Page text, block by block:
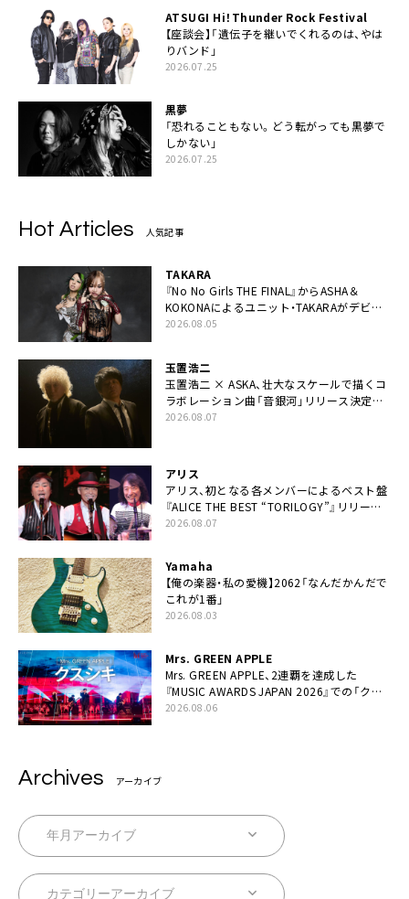
ATSUGI Hi！Thunder Rock Festival
【座談会】「遺伝子を継いでくれるのは、やは
りバンド」
2026.07.25
黒夢
「恐れることもない。どう転がっても黒夢で
しかない」
2026.07.25
Hot Articles 人気記事
TAKARA
『No No Girls THE FINAL』からASHA＆
KOKONAによるユニット・TAKARAがデビュ
ー
2026.08.05
玉置浩二
玉置浩二 × ASKA、壮大なスケールで描くコ
ラボレーション曲「音銀河」リリース決定。
カップリングには新曲「命の宿り」収録も
2026.08.07
アリス
アリス、初となる各メンバーによるベスト盤
『ALICE THE BEST “TORILOGY”』リリース
決定
2026.08.07
Yamaha
【俺の楽器・私の愛機】2062「なんだかんだで
これが1番」
2026.08.03
Mrs. GREEN APPLE
Mrs. GREEN APPLE、2連覇を達成した
『MUSIC AWARDS JAPAN 2026』での「クス
シキ」ライブパフォーマンスをYouTube公開
2026.08.06
Archives アーカイブ